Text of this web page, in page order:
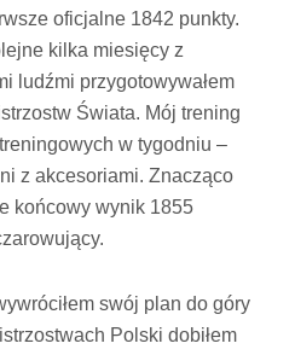
oficjalne 1842 punkty.
kilka miesięcy z
ludźmi przygotowywałem
Świata. Mój trening
w tygodniu –
z akcesoriami. Znacząco
końcowy wynik 1855
swój plan do góry
Polski dobiłem